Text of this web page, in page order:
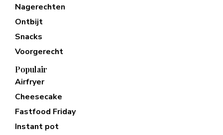
Nagerechten
Ontbijt
Snacks
Voorgerecht
Populair
Airfryer
Cheesecake
Fastfood Friday
Instant pot